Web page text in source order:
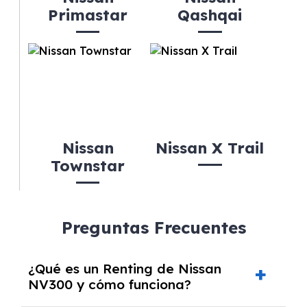
Primastar
Qashqai
Nissan
Townstar
Nissan X Trail
Preguntas Frecuentes
¿Qué es un Renting de Nissan
NV300 y cómo funciona?